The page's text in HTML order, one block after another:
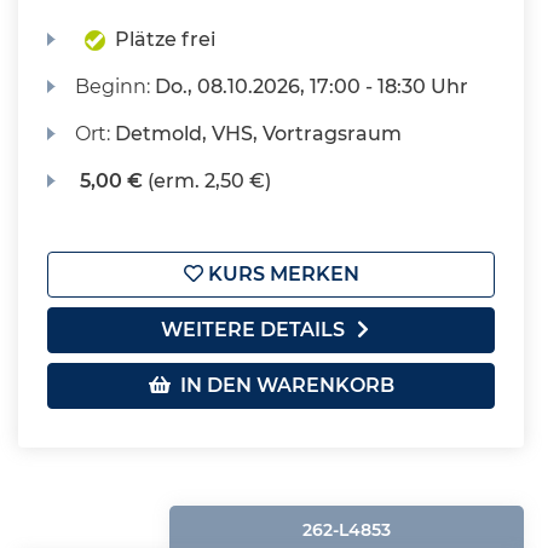
Plätze frei
Beginn: Do., 08.10.2026, 17:00 - 18:30 Uhr
Ort: Detmold, VHS, Vortragsraum
5,00 € (erm. 2,50 €)
KURS MERKEN
WEITERE DETAILS
IN DEN WARENKORB
262-L4853